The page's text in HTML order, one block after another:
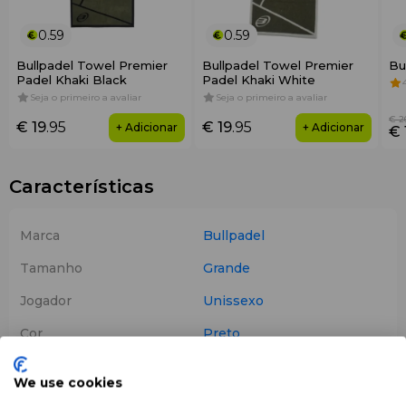
0.59
Bullpadel Towel Premier
Padel Khaki Black
Seja o primeiro a avaliar
€ 19.95 + Adicionar
0.59
Bullpadel Towel Premier
Padel Khaki White
Seja o primeiro a avaliar
€ 19.95 + Adicionar €
€
Características
Marca
Bullpadel
Tamanho
Grande
Jogador
Unissexo
Cor
Preto
Coleção Jogadores Homem
We use cookies